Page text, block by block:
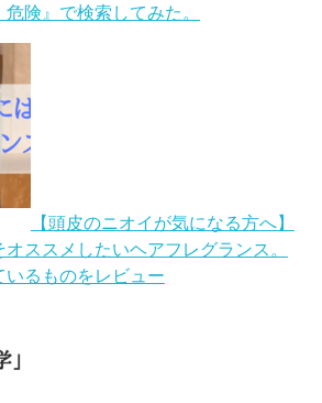
険』で検索してみた。
【頭皮のニオイが気になる方へ】
ススメしたいヘアフレグランス。
るものをレビュー